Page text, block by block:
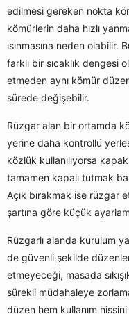
edilmesi gereken nokta
kömürlerin daha hızlı
ısınmasına neden
farklı bir sıcaklık dengesi
etmeden aynı kömür
sürede değişebilir.
Rüzgar alan bir ortamda
yerine daha kontrollü
közlük kullanılıyorsa kapak
tamamen kapalı tutmak
Açık bırakmak ise rüzgar
şartına göre küçük
Rüzgarlı alanda kurulum
de güvenli şekilde
etmeyeceği, masada
sürekli müdahaleye
düzen hem kullanım